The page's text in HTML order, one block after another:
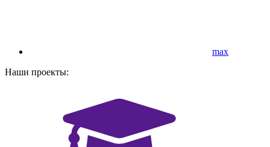
max
Наши проекты: